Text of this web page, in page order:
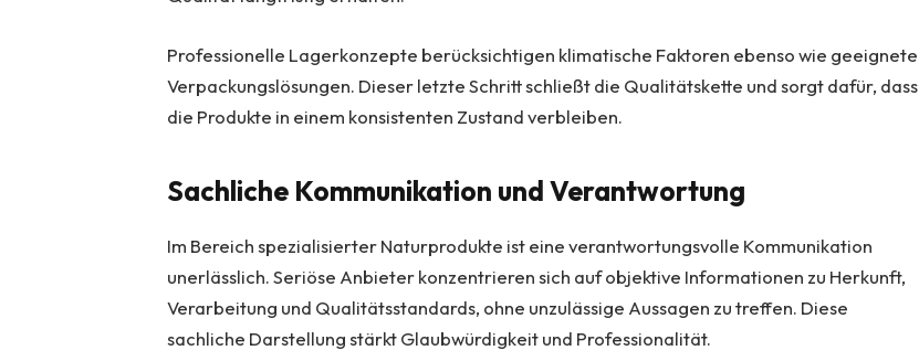
Professionelle Lagerkonzepte berücksichtigen klimatische Faktoren ebenso wie geeignete
Verpackungslösungen. Dieser letzte Schritt schließt die Qualitätskette und sorgt dafür, dass
die Produkte in einem konsistenten Zustand verbleiben.
Sachliche Kommunikation und Verantwortung
Im Bereich spezialisierter Naturprodukte ist eine verantwortungsvolle Kommunikation
unerlässlich. Seriöse Anbieter konzentrieren sich auf objektive Informationen zu Herkunft,
Verarbeitung und Qualitätsstandards, ohne unzulässige Aussagen zu treffen. Diese
sachliche Darstellung stärkt Glaubwürdigkeit und Professionalität.